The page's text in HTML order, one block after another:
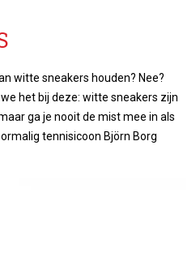
witte sneakers houden? Nee?
het bij deze: witte sneakers zijn
ga je nooit de mist mee in als
tennisicoon Björn Borg